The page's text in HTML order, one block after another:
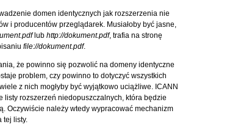
domen identycznych jak rozszerzenia nie
i producentów przeglądarek. Musiałoby być jasne,
lub http://dokument.pdf, trafia na stronę
file://dokument.pdf.
że powinno się pozwolić na domeny identyczne
problem, czy powinno to dotyczyć wszystkich
z nich mogłyby być wyjątkowo uciążliwe. ICANN
listy rozszerzeń niedopuszczalnych, która będzie
Oczywiście należy wtedy wypracować mechanizm
tej listy.